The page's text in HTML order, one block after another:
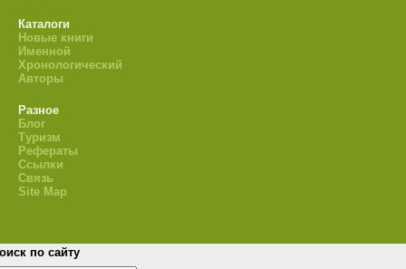
Каталоги
Новые книги
Именной
Хронологический
Авторы
Разное
Блог
Туризм
Рефераты
Ссылки
Связь
Site Map
по сайту